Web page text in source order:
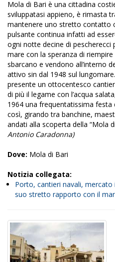
Mola di Bari è una cittadina
sviluppatasi appieno, è rimasta
mantenere uno stretto contatto
pulsante continua infatti ad
ogni notte decine di pescherecci
mare con la speranza di
sbarcano e vendono all’interno
attivo sin dal 1948 sul
presente un ottocentesco
di più il legame con l’acqua
1964 una frequentatissima festa
così, girando tra banchine,
andati alla scoperta della “Mola
Antonio Caradonna)
Dove: Mola di Bari
Notizia collegata:
Porto, cantieri navali,
suo stretto rapporto con il